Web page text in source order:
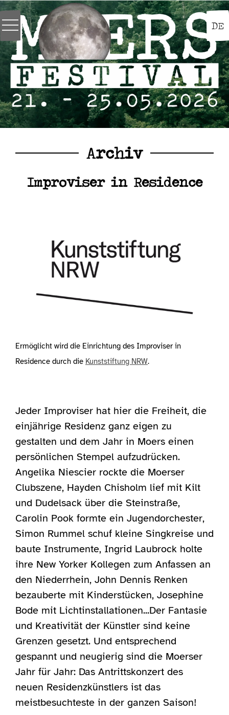
DE
Archiv
Improviser in Residence
Ermöglicht wird die Einrichtung des Improviser in
Residence durch die Kunststiftung NRW.
Jeder Improviser hat hier die Freiheit, die
einjährige Residenz ganz eigen zu
gestalten und dem Jahr in Moers einen
persönlichen Stempel aufzudrücken.
Angelika Niescier rockte die Moerser
Clubszene, Hayden Chisholm lief mit Kilt
und Dudelsack über die Steinstraße,
Carolin Pook formte ein Jugendorchester,
Simon Rummel schuf kleine Singkreise und
baute Instrumente, Ingrid Laubrock holte
ihre New Yorker Kollegen zum Anfassen an
den Niederrhein, John Dennis Renken
bezauberte mit Kinderstücken, Josephine
Bode mit Lichtinstallationen...Der Fantasie
und Kreativität der Künstler sind keine
Grenzen gesetzt. Und entsprechend
gespannt und neugierig sind die Moerser
Jahr für Jahr: Das Antrittskonzert des
neuen Residenzkünstlers ist das
meistbesuchteste in der ganzen Saison!